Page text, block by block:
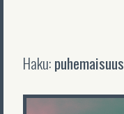
Haku:puhemaisuus